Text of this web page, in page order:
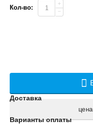
Кол-во:
+
−
Доставка
Варианты оплаты